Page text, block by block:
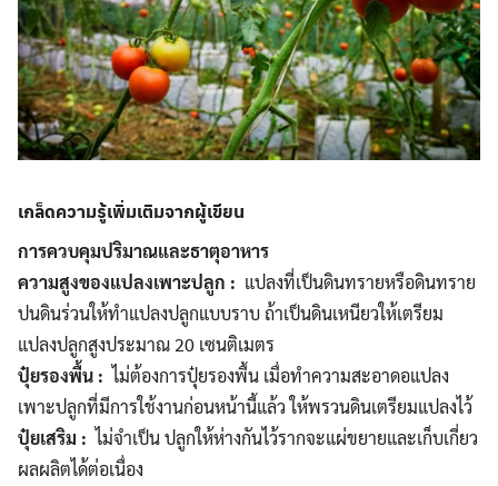
เกล็ดความรู้เพิ่มเติมจากผู้เขียน
การควบคุมปริมาณและธาตุอาหาร
ความสูงของแปลงเพาะปลูก : แปลงที่เป็นดินทรายหรือดินทราย
ปนดินร่วนให้ทำแปลงปลูกแบบราบ ถ้าเป็นดินเหนียวให้เตรียม
แปลงปลูกสูงประมาณ 20 เซนติเมตร
ปุ๋ยรองพื้น : ไม่ต้องการปุ๋ยรองพื้น เมื่อทำความสะอาดอแปลง
เพาะปลูกที่มีการใช้งานก่อนหน้านี้แล้ว ให้พรวนดินเตรียมแปลงไว้
ปุ๋ยเสริม : ไม่จำเป็น ปลูกให้ห่างกันไว้รากจะแผ่ขยายและเก็บเกี่ยว
ผลผลิตได้ต่อเนื่อง